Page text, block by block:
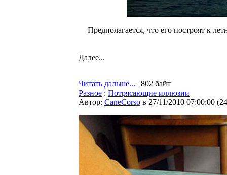
Предполагается, что его построят к
Далее...
Читать дальше... | 802 байт
Разное : Потрясающие иллюзии
Автор: CaneCorso в 27/11/2010 07:00:00 (